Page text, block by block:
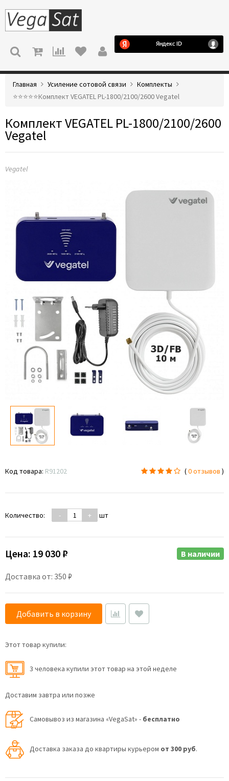
МЕНЮ
Главная Усиление сотовой связи
Комплекты
⭐️⭐️⭐️⭐️⭐️Комплект VEGATEL PL-1800/2100/2600 Vegatel
Комплект VEGATEL PL-1800/2100/2600
Vegatel
Vegatel
Код товара: R91202 (0 отзывов )
Количество: - + шт
Цена: 19 030 ₽
Доставка от: 350 ₽
В наличии
Добавить в корзину
Этот товар купили:
3 человекa купили этот товар на этой неделе
Доставим завтра или позже
Самовывоз из магазина «VegaSat» - бесплатно
Доставка заказа до квартиры курьером от 300 руб.